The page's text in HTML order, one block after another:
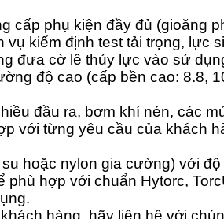
phụ kiện đầy đủ (gioăng
vụ kiểm định test tải trọng, lực
đưa cờ lê thủy lực vào sử
độ cao (cấp bền cao: 8.8,
đầu ra, bơm khí nén, các
với từng yêu cầu của khách
hoặc nylon gia cường) với
hợp với chuẩn Hytorc,